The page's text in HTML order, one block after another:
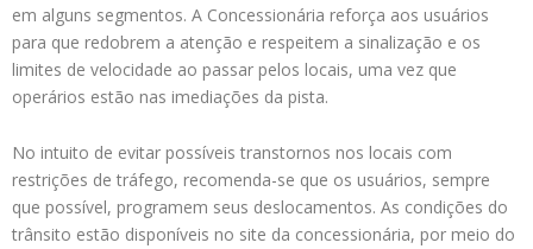
em alguns segmentos. A Concessionária reforça aos usuários
para que redobrem a atenção e respeitem a sinalização e os
limites de velocidade ao passar pelos locais, uma vez que
operários estão nas imediações da pista.
No intuito de evitar possíveis transtornos nos locais com
restrições de tráfego, recomenda-se que os usuários, sempre
que possível, programem seus deslocamentos. As condições do
trânsito estão disponíveis no site da concessionária, por meio do